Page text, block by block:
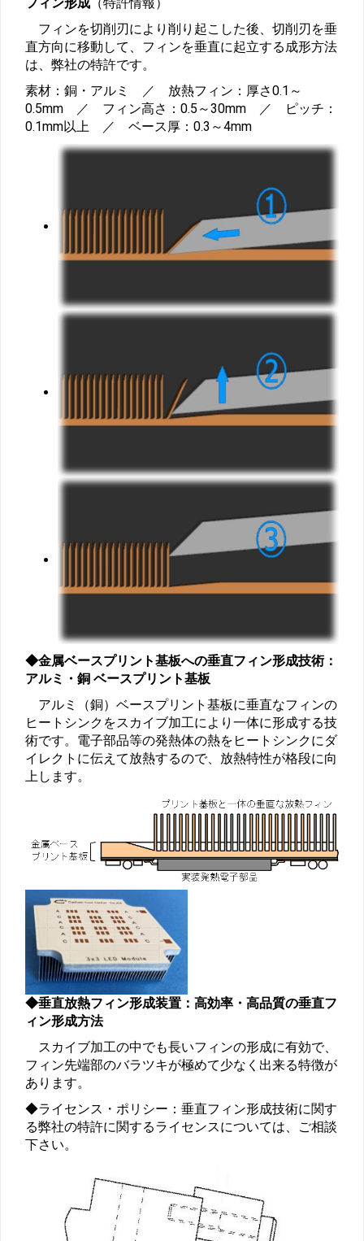
フィンを切削刃により削り起こした後、切削刃を垂
直方向に移動して、フィンを垂直に起立する成形方法
は、弊社の特許です。
素材：銅・アルミ ／ 放熱フィン：厚さ0.1～
0.5mm ／ フィン高さ：0.5～30mm ／ ピッチ：
0.1mm以上 ／ ベース厚：0.3～4mm
◆金属ベースプリント基板への垂直フィン形成技術：
アルミ・銅 ベースプリント基板
アルミ（銅）ベースプリント基板に垂直なフィンの
ヒートシンクをスカイブ加工により一体に形成する技
術です。電子部品等の発熱体の熱をヒートシンクにダ
イレクトに伝えて放熱するので、放熱特性が格段に向
上します。
◆垂直放熱フィン形成装置：高効率・高品質の垂直フ
ィン形成方法
スカイブ加工の中でも長いフィンの形成に有効で、
フィン先端部のバラツキが極めて少なく出来る特徴が
あります。
◆ライセンス・ポリシー：垂直フィン形成技術に関す
る弊社の特許に関するライセンスについては、ご相談
下さい。